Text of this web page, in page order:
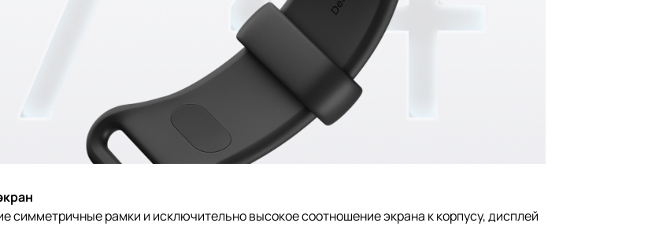
симметричные рамки и исключительно высокое соотношение экрана к корпусу, дисплей